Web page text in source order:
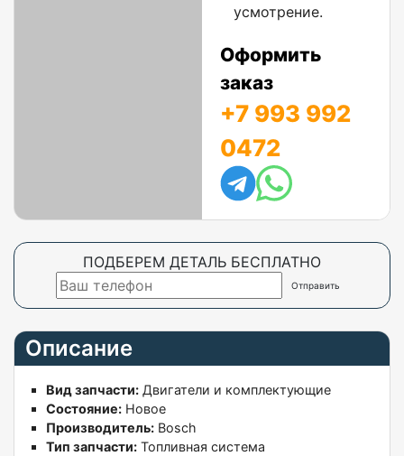
усмотрение.
Оформить
заказ
+7 993 992
0472
ПОДБЕРЕМ ДЕТАЛЬ БЕСПЛАТНО
Описание
Вид запчасти: Двигатели и комплектующие
Состояние: Новое
Производитель: Bosch
Тип запчасти: Топливная система